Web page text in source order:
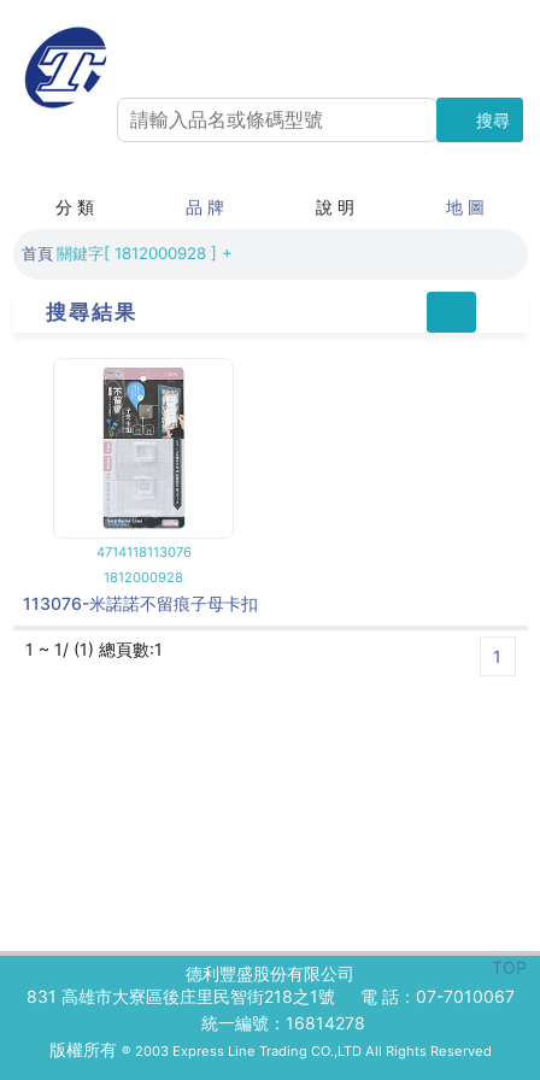
搜尋
搜尋
分 類 品 牌 說 明 地 圖
首頁 關鍵字[ 1812000928 ] +
搜尋結果
4714118113076
1812000928
113076-米諾諾不留痕子母卡扣
1 ~ 1/ (1) 總頁數:1 1
TOP
德利豐盛股份有限公司
831 高雄市大寮區後庄里民智街218之1號
電 話：07-7010067
統一編號：16814278
版權所有 ® 2003 Express Line Trading CO.,LTD All Rights Reserved